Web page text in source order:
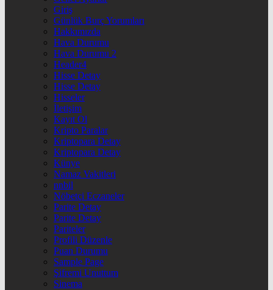
Giriş
Günlük Burç Yorumları
Hakkımızda
Hava Durumu
Hava Durumu 2
Header4
Hisse Detay
Hisse Detay
Hisseler
İletişim
Kayıt Ol
Kripto Paralar
Kriptopara Detay
Kriptopara Detay
Künye
Namaz Vakitleri
nnbil
Nöbetçi Eczaneler
Parite Detay
Parite Detay
Pariteler
Profili Düzenle
Puan Durumu
Sample Page
Şifremi Unuttum
Sinema